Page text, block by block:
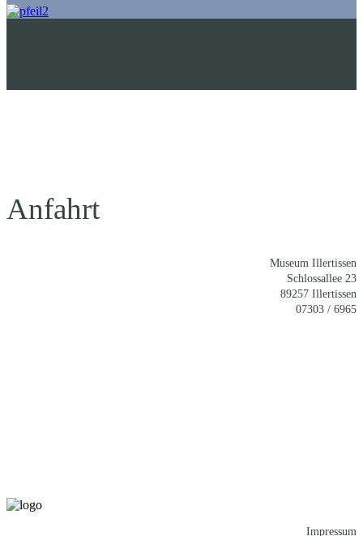
Anfahrt
Museum Illertissen
Schlossallee 23
89257 Illertissen
07303 / 6965
Impressum